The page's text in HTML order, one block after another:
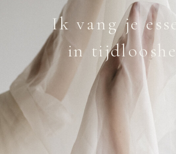
Ik vang je
in